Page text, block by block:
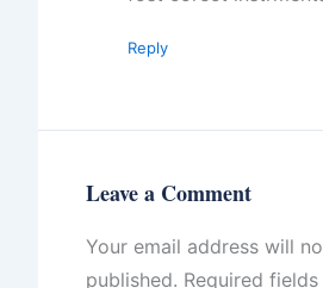
Reply
Leave a Comment
Your email address will
published. Required